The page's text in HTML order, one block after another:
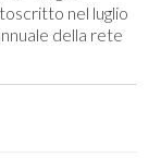
nel luglio
della rete